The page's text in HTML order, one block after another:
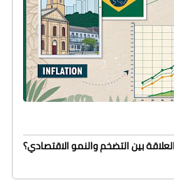
بين التضخم والنمو الاقتصادي؟